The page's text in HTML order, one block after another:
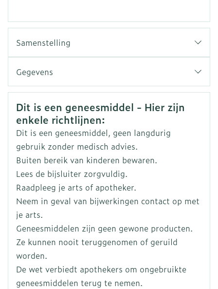
Samenstelling
Drosera rotundifolia 3CH
Arnica montana 3CH
Belladonna 3CH
Cina 3CH
Coccus cacti 4CH
Corallium rubrum 4CH
Cuprum metallicum 3CH
Ferrum phosphoricum 3CH
Ipeca 3CH
Solidago virga aurea 6DH
Gegevens
CNK
0286898
Organisaties Boiron
Merken Boiron
Breedte 17 mm
Lengte 65 mm
Diepte 15 mm
Behoud
Veiligheidsinformatie
Dit is een geneesmiddel - Hier zijn
enkele richtlijnen:
Dit is een geneesmiddel, geen langdurig
gebruik zonder medisch advies.
Buiten bereik van kinderen bewaren.
Lees de bijsluiter zorgvuldig.
Raadpleeg je arts of apotheker.
Neem in geval van bijwerkingen contact op met
je arts.
Geneesmiddelen zijn geen gewone producten.
Ze kunnen nooit teruggenomen of geruild
worden.
De wet verbiedt apothekers om ongebruikte
geneesmiddelen terug te nemen.